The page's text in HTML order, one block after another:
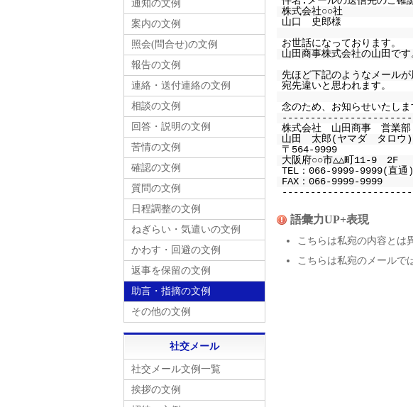
株式会社○○社
山口 史郎様
お世話になっております。
山田商事株式会社の山田です
先ほど下記のようなメールが
宛先違いと思われます。
念のため、お知らせいたしま
株式会社 山田商事 営業部
山田 太郎(ヤマダ タロウ)
〒564-9999
大阪府○○市△△町11-9 2F
TEL：066-9999-9999(直
FAX：066-9999-9999
語彙力UP+表現
こちらは私宛の内容とは
こちらは私宛のメールで
通知の文例
案内の文例
照会(問合せ)の文例
報告の文例
連絡・送付連絡の文例
相談の文例
回答・説明の文例
苦情の文例
確認の文例
質問の文例
日程調整の文例
ねぎらい・気遣いの文例
かわす・回避の文例
返事を保留の文例
助言・指摘の文例
その他の文例
社交メール
社交メール文例一覧
挨拶の文例